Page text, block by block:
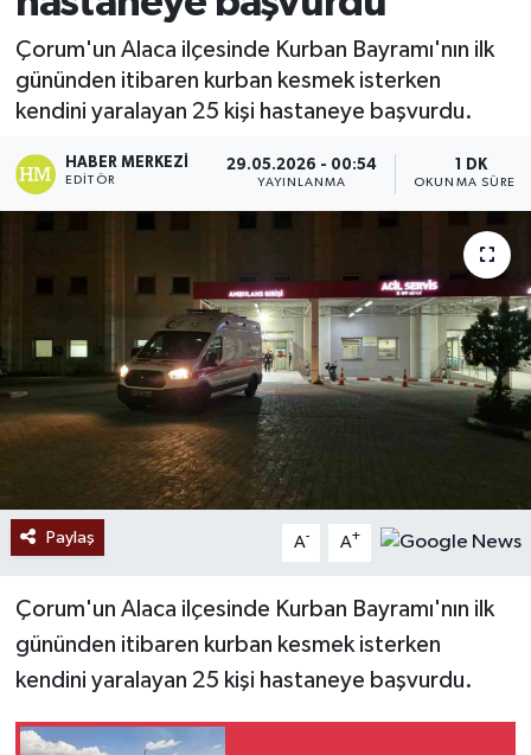
Çorum'un Alaca ilçesinde Kurban Bayramı'nın ilk
gününden itibaren kurban kesmek isterken
kendini yaralayan 25 kişi hastaneye başvurdu.
HABER MERKEZI
EDITÖR
29.05.2026 - 00:54
YAYINLANMA
1 DK
OKUNMA SÜRESI
Paylaş A- A+
Çorum'un Alaca ilçesinde Kurban Bayramı'nın ilk
gününden itibaren kurban kesmek isterken
kendini yaralayan 25 kişi hastaneye başvurdu.
Ekonomi
Sağlık
Tokat Haber